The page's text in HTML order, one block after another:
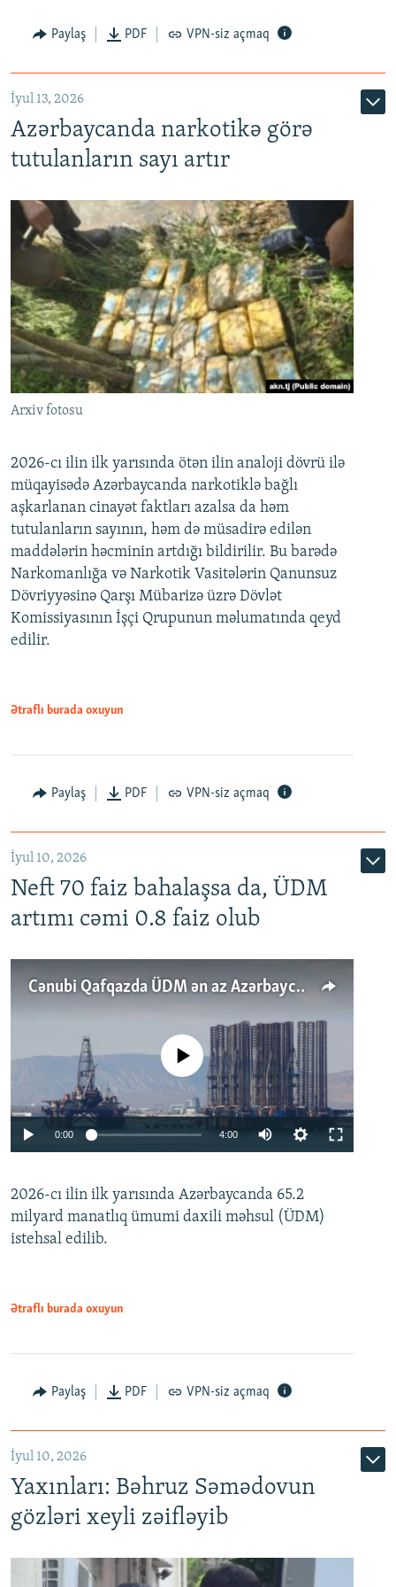
Paylaş PDF VPN-siz açmaq
İyul 13, 2026
Azərbaycanda narkotikə görə
tutulanların sayı artır
Arxiv fotosu
2026-cı ilin ilk yarısında ötən ilin analoji dövrü ilə
müqayisədə Azərbaycanda narkotiklə bağlı
aşkarlanan cinayət faktları azalsa da həm
tutulanların sayının, həm də müsadirə edilən
maddələrin həcminin artdığı bildirilir. Bu barədə
Narkomanlığa və Narkotik Vasitələrin Qanunsuz
Dövriyyəsinə Qarşı Mübarizə üzrə Dövlət
Komissiyasının İşçi Qrupunun məlumatında qeyd
edilir.
Ətraflı burada oxuyun
Paylaş PDF VPN-siz açmaq
İyul 10, 2026
Neft 70 faiz bahalaşsa da, ÜDM
artımı cəmi 0.8 faiz olub
Cənubi Qafqazda ÜDM ən az Azərbaycanda artır: Qonşuları niyə Bakını qabaqlaya bilir?
Auto 240p 360p 480p
No media source currently available
0:00 4:00
360p
480p
2026-cı ilin ilk yarısında Azərbaycanda 65.2
milyard manatlıq ümumi daxili məhsul (ÜDM)
istehsal edilib.
Ətraflı burada oxuyun
Paylaş PDF VPN-siz açmaq
İyul 10, 2026
Yaxınları: Bəhruz Səmədovun
gözləri xeyli zəifləyib